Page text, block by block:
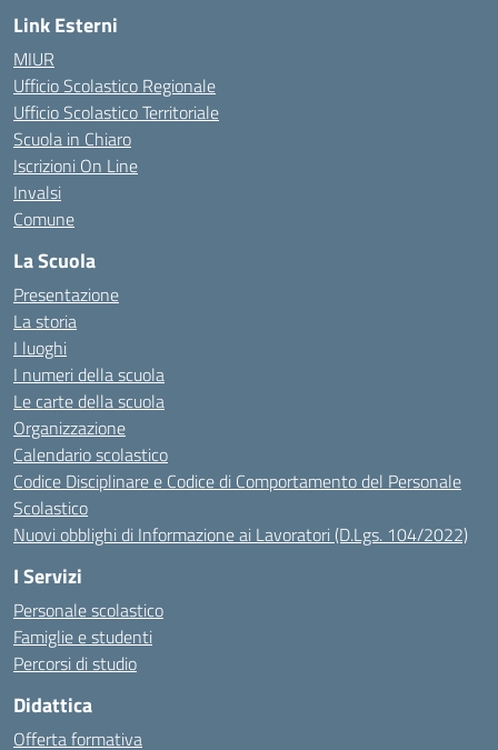
Link Esterni
MIUR
Ufficio Scolastico Regionale
Ufficio Scolastico Territoriale
Scuola in Chiaro
Iscrizioni On Line
Invalsi
Comune
La Scuola
Presentazione
La storia
I luoghi
I numeri della scuola
Le carte della scuola
Organizzazione
Calendario scolastico
Codice Disciplinare e Codice di Comportamento del Personale
Scolastico
Nuovi obblighi di Informazione ai Lavoratori (D.Lgs. 104/2022)
I Servizi
Personale scolastico
Famiglie e studenti
Percorsi di studio
Didattica
Offerta formativa